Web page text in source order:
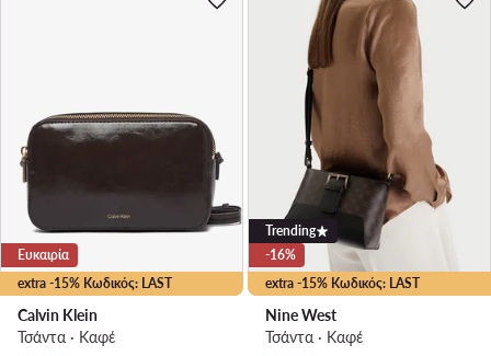
extra -15% Κωδικός: LAST
Ευκαιρία
Calvin Klein
Τσάντα · Καφέ
extra -15% Κωδικός: LAST
Trending
-16%
Nine West
Τσάντα · Καφέ